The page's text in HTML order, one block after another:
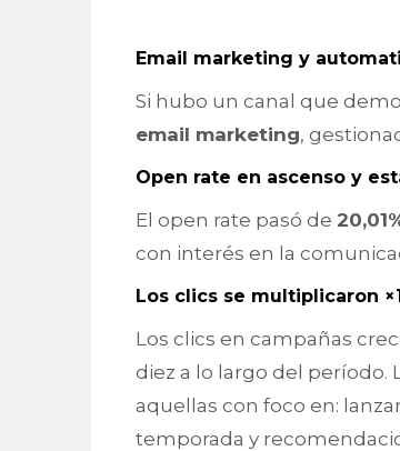
Email marketing y
Si hubo un canal que
email marketing,
Open rate en ascenso y
El open rate pasó de
con interés en la
Los clics se multiplicaron
Los clics en campañas
diez a lo largo del
aquellas con foco en:
temporada y